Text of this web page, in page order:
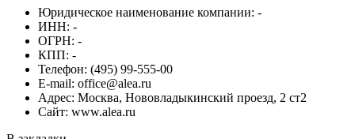
Юридическое наименование компании: -
ИНН: -
ОГРН: -
КПП: -
Телефон: (495) 99-555-00
E-mail: office@alea.ru
Адрес: Москва, Нововладыкинский проезд, 2 ст2
Сайт: www.alea.ru